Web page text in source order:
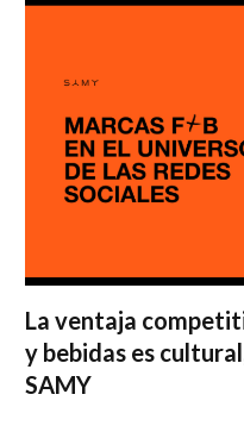
La ventaja
y bebidas es
SAMY